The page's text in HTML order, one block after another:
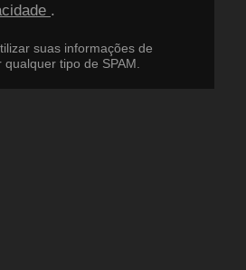
.
suas informações de
tipo de SPAM.